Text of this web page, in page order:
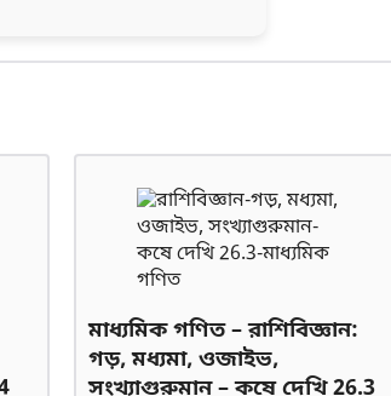
মাধ্যমিক গণিত – রাশিবিজ্ঞান:
গড়, মধ্যমা, ওজাইভ,
সংখ্যাগুরুমান – কষে দেখি 26.3